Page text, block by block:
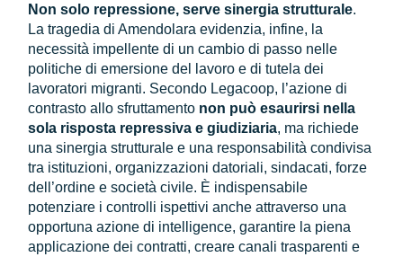
Non solo repressione, serve sinergia strutturale.
La tragedia di Amendolara evidenzia, infine, la
necessità impellente di un cambio di passo nelle
politiche di emersione del lavoro e di tutela dei
lavoratori migranti. Secondo Legacoop, l’azione di
contrasto allo sfruttamento non può esaurirsi nella
sola risposta repressiva e giudiziaria, ma richiede
una sinergia strutturale e una responsabilità condivisa
tra istituzioni, organizzazioni datoriali, sindacati, forze
dell’ordine e società civile. È indispensabile
potenziare i controlli ispettivi anche attraverso una
opportuna azione di intelligence, garantire la piena
applicazione dei contratti, creare canali trasparenti e